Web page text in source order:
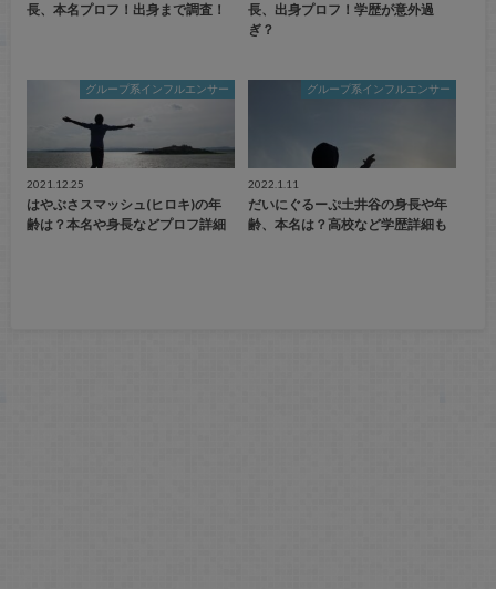
長、本名プロフ！出身まで調査！
長、出身プロフ！学歴が意外過
ぎ？
グループ系インフルエンサー
2021.12.25
はやぶさスマッシュ(ヒロキ)の年
齢は？本名や身長などプロフ詳細
グループ系インフルエンサー
2022.1.11
だいにぐるーぷ土井谷の身長や年
齢、本名は？高校など学歴詳細も